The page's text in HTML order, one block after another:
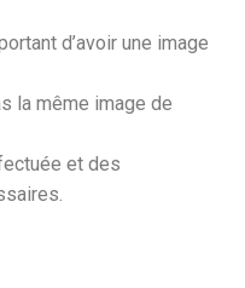
d’avoir une image
la même image de
et des